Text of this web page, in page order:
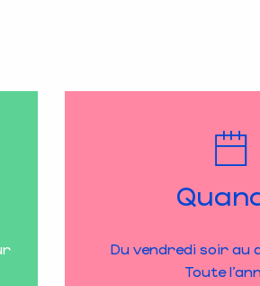
Du vendredi soir au
Toute